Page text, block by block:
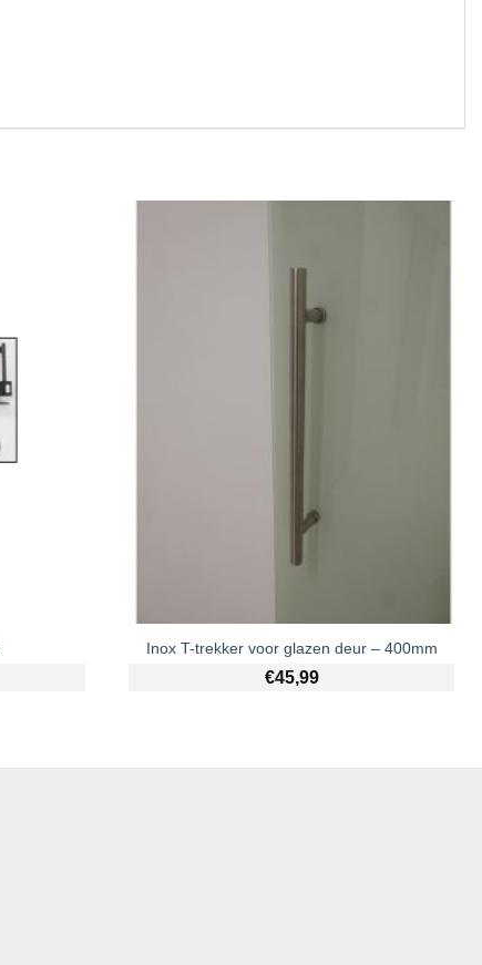
Inox T-trekker voor glazen deur – 400mm
€45,99